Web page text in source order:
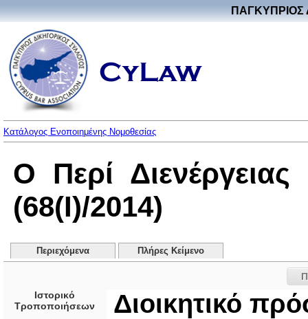
ΠΑΓΚΥΠΡΙΟΣ
Κατάλογος Ενοποιημένης Νομοθεσίας
Ο Περί
(68(Ι)/2014)
Περιεχόμενα Πλήρες Κείμενο
Ιστορικό
Τροποποιήσεων
Διοικητικό